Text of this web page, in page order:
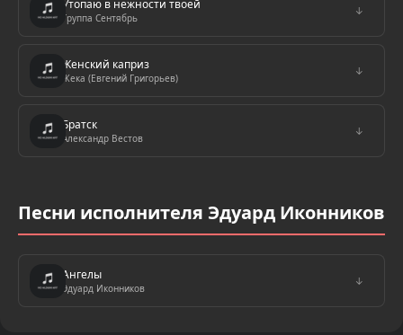
Утопаю в нежности твоей
Группа Сентябрь
↓
Женский каприз
Жека (Евгений Григорьев)
↓
Братск
Александр Вестов
↓
Песни исполнителя Эдуард Иконников
Ангелы
Эдуард Иконников
↓